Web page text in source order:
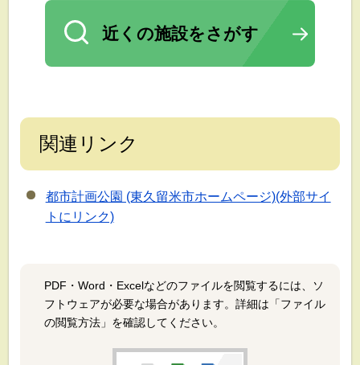
近くの施設をさがす
関連リンク
都市計画公園 (東久留米市ホームページ)(外部サイ
トにリンク)
PDF・Word・Excelなどのファイルを閲覧するには、ソ
フトウェアが必要な場合があります。詳細は「ファイル
の閲覧方法」を確認してください。